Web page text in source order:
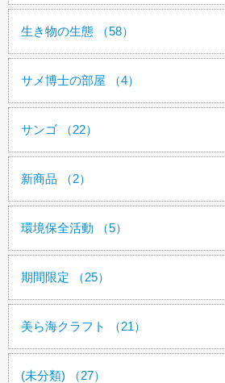
生き物の生態 （58）
サメ博士の部屋 （4）
サンゴ （22）
新商品 （2）
環境保全活動 （5）
期間限定 （25）
美ら海クラフト （21）
(未分類) （27）